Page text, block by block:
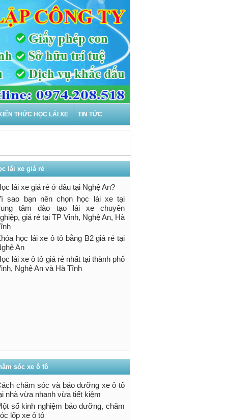
THỨC HỌC LÁI XE TIN TỨC
sa hình, là
lái xe giá rẻ
lái xe giá rẻ ở đâu tại Nghệ An?
sao bạn nên chọn học lái xe tại
tâm đào tạo lái xe chuyên
giá rẻ tại TP Vinh, Nghệ An, Hà
học lái xe ô tô bằng B2 giá rẻ tại
An
lái xe ô tô giá rẻ nhất tại thành phố
Nghệ An và Hà Tĩnh
sóc xe ô tô
chăm sóc và bảo dưỡng xe ô tô
nhà vừa nhanh vừa tiết kiệm
số kinh nghiệm bảo dưỡng, chăm
lốp xe ô tô